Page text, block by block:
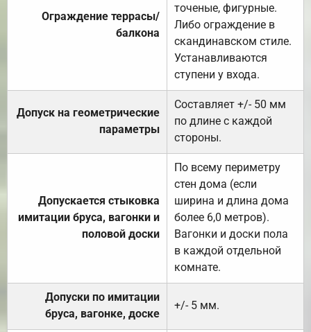
Ограждение террасы/
балкона
точеные, фигурные.
Либо ограждение в
скандинавском стиле.
Устанавливаются
ступени у входа.
Допуск на геометрические
параметры
Составляет +/- 50 мм
по длине с каждой
стороны.
Допускается стыковка
имитации бруса, вагонки и
половой доски
По всему периметру
стен дома (если
ширина и длина дома
более 6,0 метров).
Вагонки и доски пола
в каждой отдельной
комнате.
Допуски по имитации
бруса, вагонке, доске
+/- 5 мм.